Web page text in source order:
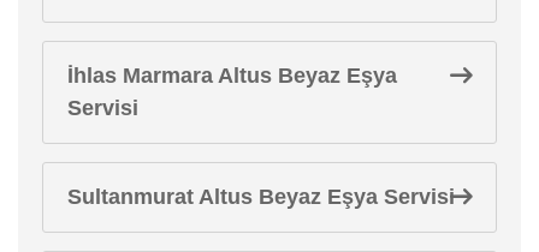
İhlas Marmara Altus Beyaz Eşya
Servisi
Sultanmurat Altus Beyaz Eşya Servisi